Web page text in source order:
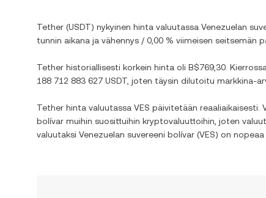
Tether (USDT) nykyinen hinta valuutassa Venezuelan
tunnin aikana ja vähennys / 0,00 % viimeisen seitsemän
Tether historiallisesti korkein hinta oli B$769,30 .
188 712 883 627 USDT , joten täysin dilutoitu markkina-
Tether hinta valuutassa VES päivitetään reaaliaikaisesti.
bolívar muihin suosittuihin kryptovaluuttoihin, joten
valuutaksi Venezuelan suvereeni bolívar (VES) on nopeaa